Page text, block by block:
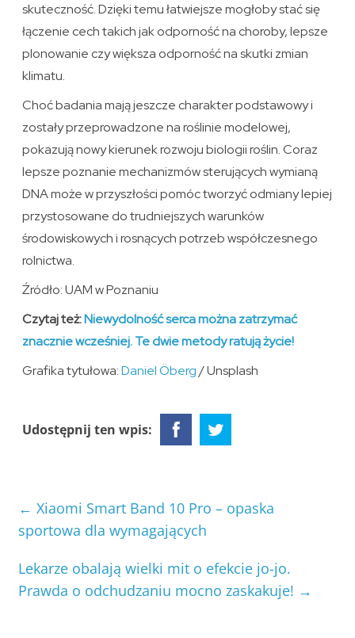
skuteczność. Dzięki temu łatwiejsze mogłoby stać się
łączenie cech takich jak odporność na choroby, lepsze
plonowanie czy większa odporność na skutki zmian
klimatu.
Choć badania mają jeszcze charakter podstawowy i
zostały przeprowadzone na roślinie modelowej,
pokazują nowy kierunek rozwoju biologii roślin. Coraz
lepsze poznanie mechanizmów sterujących wymianą
DNA może w przyszłości pomóc tworzyć odmiany lepiej
przystosowane do trudniejszych warunków
środowiskowych i rosnących potrzeb współczesnego
rolnictwa.
Źródło: UAM w Poznaniu
Czytaj też:Niewydolność serca można zatrzymać
znacznie wcześniej. Te dwie metody ratują życie!
Grafika tytułowa:Daniel Öberg/ Unsplash
Udostępnij ten wpis:
← Xiaomi Smart Band 10 Pro – opaska
sportowa dla wymagających
Lekarze obalają wielki mit o efekcie jo-jo.
Prawda o odchudzaniu mocno zaskakuje! →